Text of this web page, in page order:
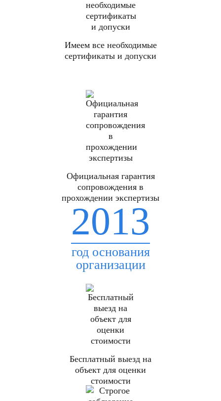
Имеем все необходимые
сертификаты и допуски
Официальная гарантия
сопровождения в
прохождении экспертизы
2013
год основания
организации
Бесплатный выезд на
объект для оценки
стоимости